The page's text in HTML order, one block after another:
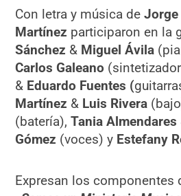
Con letra y música de
Martínez participaron en la
Sánchez & Miguel Ávila
Carlos Galeano
& Eduardo Fuentes (
Martínez & Luis Rivera
(batería),Tania Almendares
Gómez (voces) y Estefany
Expresan los componentes